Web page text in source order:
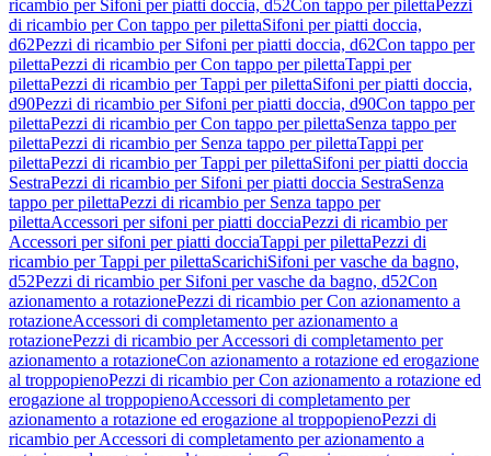
ricambio per Sifoni per piatti doccia, d52Con tappo per pilettaPezzi
di ricambio per Con tappo per pilettaSifoni per piatti doccia,
d62Pezzi di ricambio per Sifoni per piatti doccia, d62Con tappo per
pilettaPezzi di ricambio per Con tappo per pilettaTappi per
pilettaPezzi di ricambio per Tappi per pilettaSifoni per piatti doccia,
d90Pezzi di ricambio per Sifoni per piatti doccia, d90Con tappo per
pilettaPezzi di ricambio per Con tappo per pilettaSenza tappo per
pilettaPezzi di ricambio per Senza tappo per pilettaTappi per
pilettaPezzi di ricambio per Tappi per pilettaSifoni per piatti doccia
SestraPezzi di ricambio per Sifoni per piatti doccia SestraSenza
tappo per pilettaPezzi di ricambio per Senza tappo per
pilettaAccessori per sifoni per piatti docciaPezzi di ricambio per
Accessori per sifoni per piatti docciaTappi per pilettaPezzi di
ricambio per Tappi per pilettaScarichiSifoni per vasche da bagno,
d52Pezzi di ricambio per Sifoni per vasche da bagno, d52Con
azionamento a rotazionePezzi di ricambio per Con azionamento a
rotazioneAccessori di completamento per azionamento a
rotazionePezzi di ricambio per Accessori di completamento per
azionamento a rotazioneCon azionamento a rotazione ed erogazione
al troppopienoPezzi di ricambio per Con azionamento a rotazione ed
erogazione al troppopienoAccessori di completamento per
azionamento a rotazione ed erogazione al troppopienoPezzi di
ricambio per Accessori di completamento per azionamento a